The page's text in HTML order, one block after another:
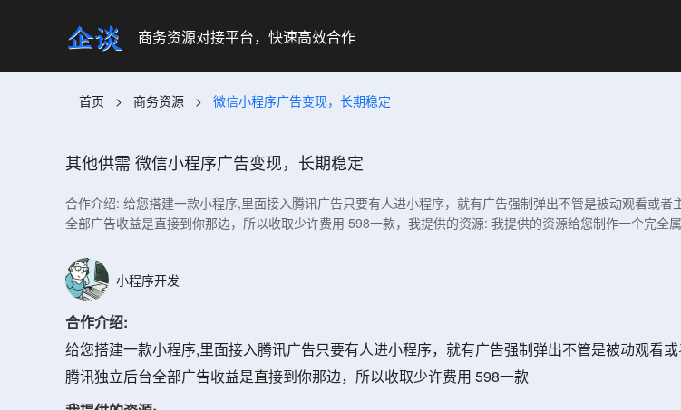
商务资源对接平台，快速高效合作
首页 > 商务资源 > 微信小程序广告变现，长期稳定
其他供需 微信小程序广告变现，长期稳定
合作介绍: 给您搭建一款小程序,里面接入腾讯广告只要有人进小程序，就有广告强制弹出不管是被动观看或
全部广告收益是直接到你那边，所以收取少许费用 598一款，我提供的资源: 我提供的资源给您制作一个完
小程序开发
合作介绍:
给您搭建一款小程序,里面接入腾讯广告只要有人进小程序，就有广告强制弹出不管是被动观看
腾讯独立后台全部广告收益是直接到你那边，所以收取少许费用 598一款